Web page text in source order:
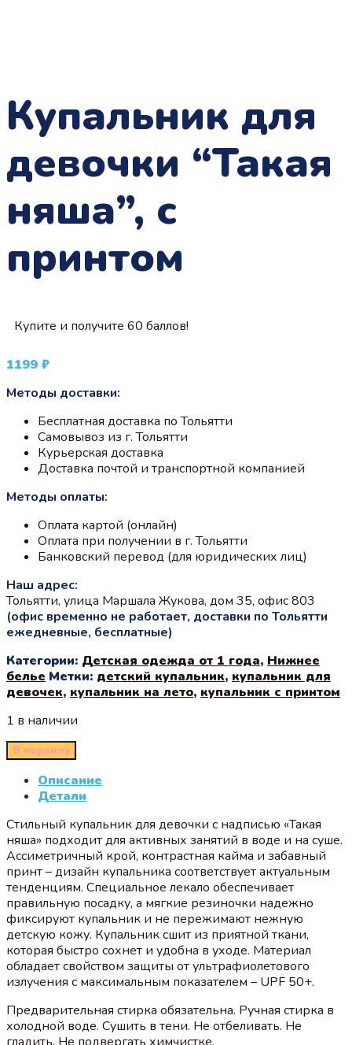
Купальник для
девочки “Такая
няша”, с
принтом
Купите и получите 60 баллов!
1199 ₽
Методы доставки:
Бесплатная доставка по Тольятти
Самовывоз из г. Тольятти
Курьерская доставка
Доставка почтой и транспортной компанией
Методы оплаты:
Оплата картой (онлайн)
Оплата при получении в г. Тольятти
Банковский перевод (для юридических лиц)
Наш адрес:
Тольятти, улица Маршала Жукова, дом 35, офис 803
(офис временно не работает, доставки по Тольятти
ежедневные, бесплатные)
Категории: Детская одежда от 1 года, Нижнее
белье Метки: детский купальник, купальник для
девочек, купальник на лето, купальник с принтом
1 в наличии
В корзину
Описание
Детали
Стильный купальник для девочки с надписью «Такая
няша» подходит для активных занятий в воде и на суше.
Ассиметричный крой, контрастная кайма и забавный
принт – дизайн купальника соответствует актуальным
тенденциям. Специальное лекало обеспечивает
правильную посадку, а мягкие резиночки надежно
фиксируют купальник и не пережимают нежную
детскую кожу. Купальник сшит из приятной ткани,
которая быстро сохнет и удобна в уходе. Материал
обладает свойством защиты от ультрафиолетового
излучения с максимальным показателем – UPF 50+.
Предварительная стирка обязательна. Ручная стирка в
холодной воде. Сушить в тени. Не отбеливать. Не